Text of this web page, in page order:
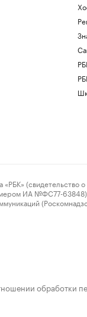
(свидетельство о
ИА №ФС77-63848)
обработки